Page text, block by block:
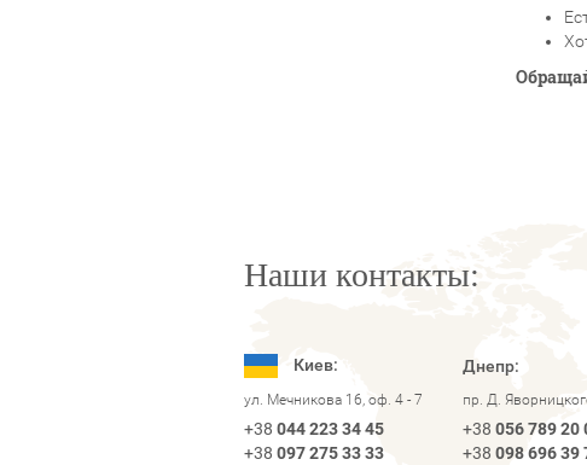
Наши контакты:
Киев:
ул. Мечникова 16, оф. 4 - 7
+38 044 223 34 45
+38 097 275 33 33
Днепр:
пр. Д.
+38 056 789 20
+38 098 696 39